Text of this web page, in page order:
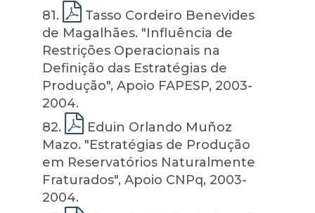
81.
Tasso Cordeiro Benevides
de Magalhães. "Influência de
Restrições Operacionais na
Definição das Estratégias de
Produção", Apoio FAPESP, 2003-
2004.
82.
Eduin Orlando Muñoz
Mazo. "Estratégias de Produção
em Reservatórios Naturalmente
Fraturados", Apoio CNPq, 2003-
2004.